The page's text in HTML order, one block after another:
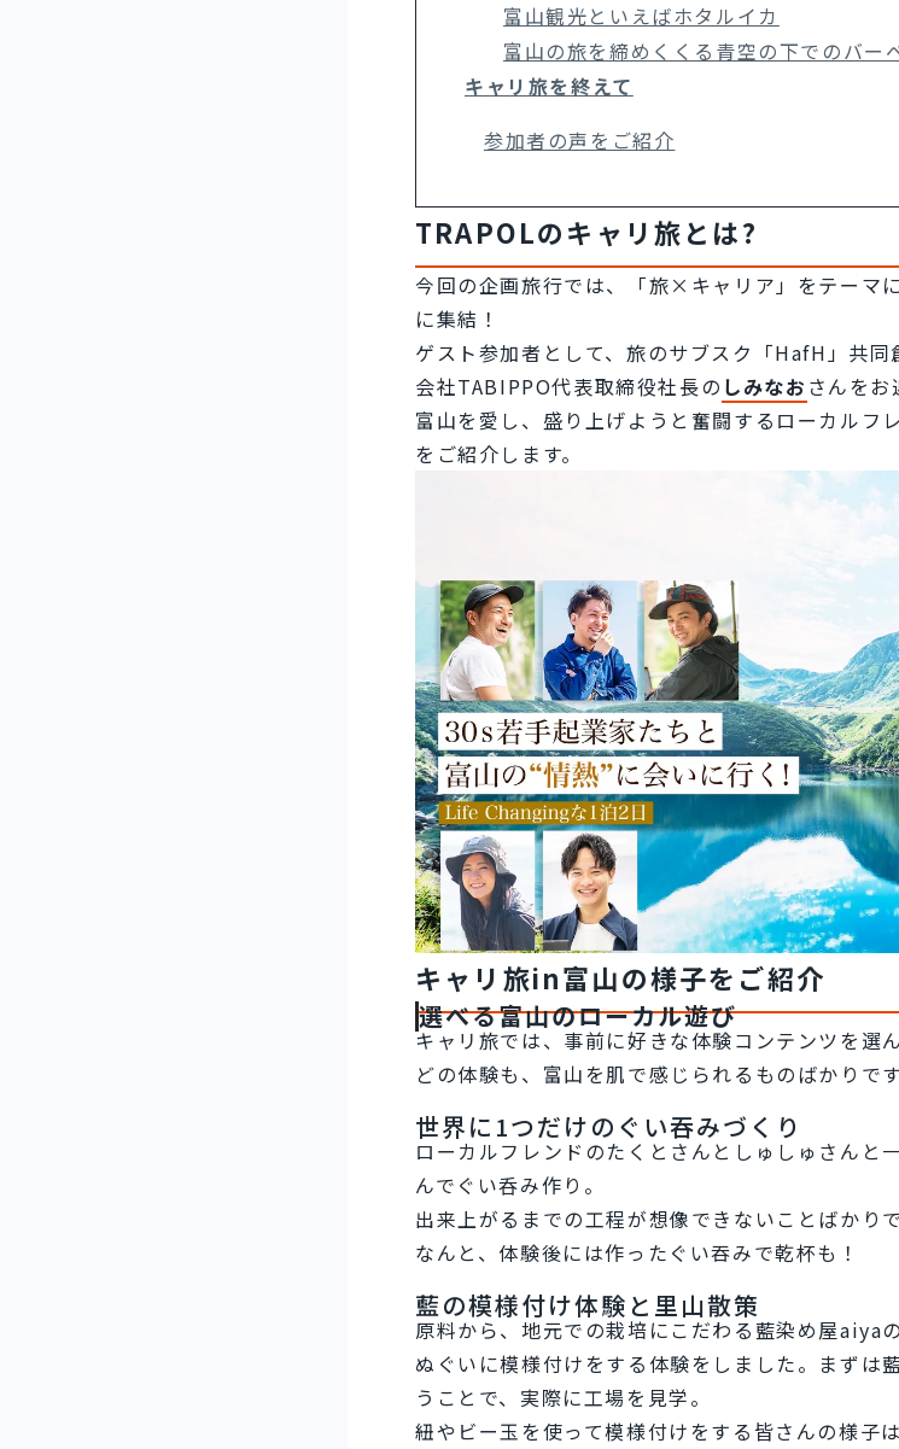
富山観光といえばホタルイカ
富山の旅を締めくくる青空の下でのバー
キャリ旅を終えて
参加者の声をご紹介
TRAPOLのキャリ旅とは?
今回の企画旅行では、「旅×キャリア」をテーマ
に集結！
ゲスト参加者として、旅のサブスク「HafH」共同
会社TABIPPO代表取締役社長の しみなお さんをお
富山を愛し、盛り上げようと奮闘するローカルフ
をご紹介します。
キャリ旅in富山の様子をご紹介
選べる富山のローカル遊び
キャリ旅では、事前に好きな体験コンテンツを選
どの体験も、富山を肌で感じられるものばかりです
世界に1つだけのぐい吞みづくり
ローカルフレンドのたくとさんとしゅしゅさんと
んでぐい呑み作り。
出来上がるまでの工程が想像できないことばかり
なんと、体験後には作ったぐい吞みで乾杯も！
藍の模様付け体験と里山散策
原料から、地元での栽培にこだわる藍染め屋aiya
ぬぐいに模様付けをする体験をしました。まずは
うことで、実際に工場を見学。
紐やビー玉を使って模様付けをする皆さんの様子